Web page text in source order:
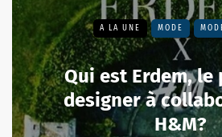
A LA UNE MODE
Qui est Erdem, le
designer à
H&M?